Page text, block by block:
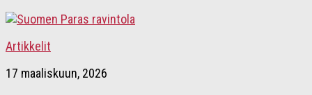
Artikkelit
17 maaliskuun, 2026